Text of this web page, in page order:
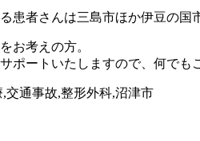
者さんは三島市ほか伊豆の国
お考えの方。
ートいたしますので、何でも
交通事故,整形外科,沼津市